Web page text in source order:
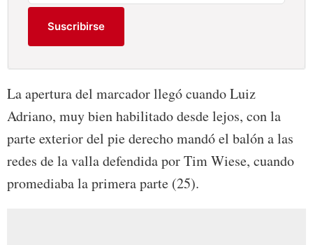
Suscribirse
La apertura del marcador llegó cuando Luiz
Adriano, muy bien habilitado desde lejos, con la
parte exterior del pie derecho mandó el balón a las
redes de la valla defendida por Tim Wiese, cuando
promediaba la primera parte (25).